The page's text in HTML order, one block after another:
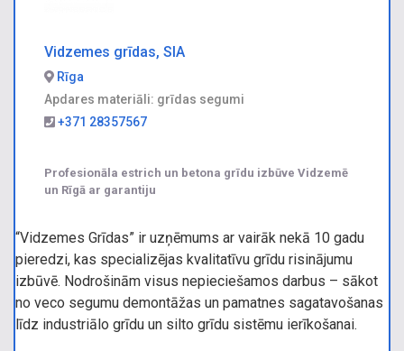
Vidzemes grīdas, SIA
Rīga
Apdares materiāli: grīdas segumi
+371 28357567
Profesionāla estrich un betona grīdu izbūve Vidzemē
un Rīgā ar garantiju
“Vidzemes Grīdas” ir uzņēmums ar vairāk nekā 10 gadu
pieredzi, kas specializējas kvalitatīvu grīdu risinājumu
izbūvē. Nodrošinām visus nepieciešamos darbus – sākot
no veco segumu demontāžas un pamatnes sagatavošanas
līdz industriālo grīdu un silto grīdu sistēmu ierīkošanai.